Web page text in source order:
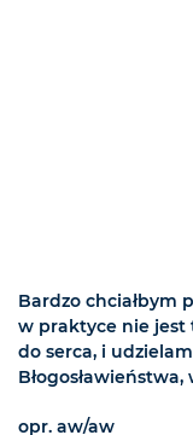
Bardzo chciałbym
w praktyce nie jest
do serca, i
opr. aw/aw